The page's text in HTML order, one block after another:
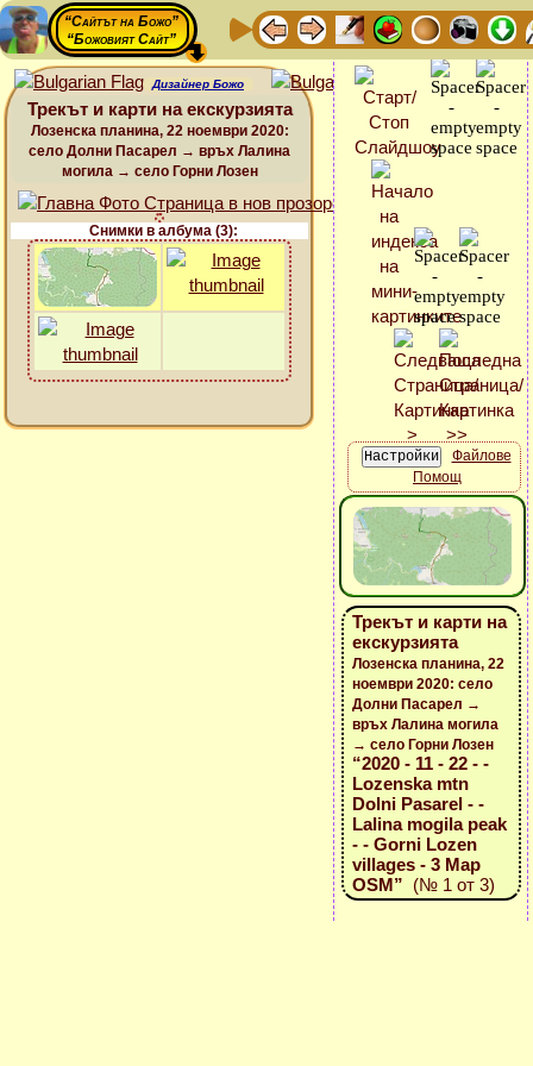
“Сайтът на Божо”
“Божовият Сайт”
Дизайнер Божо
Трекът и карти на екскурзията
Лозенска планина, 22 ноември 2020:
село Долни Пасарел → връх Лалина
могила → село Горни Лозен
Снимки в албума (3):
Файлове
Помощ
Трекът и карти на
екскурзията
Лозенска планина, 22
ноември 2020: село
Долни Пасарел →
връх Лалина могила
→ село Горни Лозен
“2020 - 11 - 22 - -
Lozenska mtn
Dolni Pasarel - -
Lalina mogila peak
- - Gorni Lozen
villages - 3 Map
OSM” (№ 1 от 3)